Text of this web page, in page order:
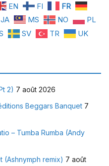
EN FI
FR
JA MS NO
PL
SV TR UK
2) 7 août 2026
Beggars Banquet 7
– Tumba Rumba (Andy
(Ashnymph remix) 7 août